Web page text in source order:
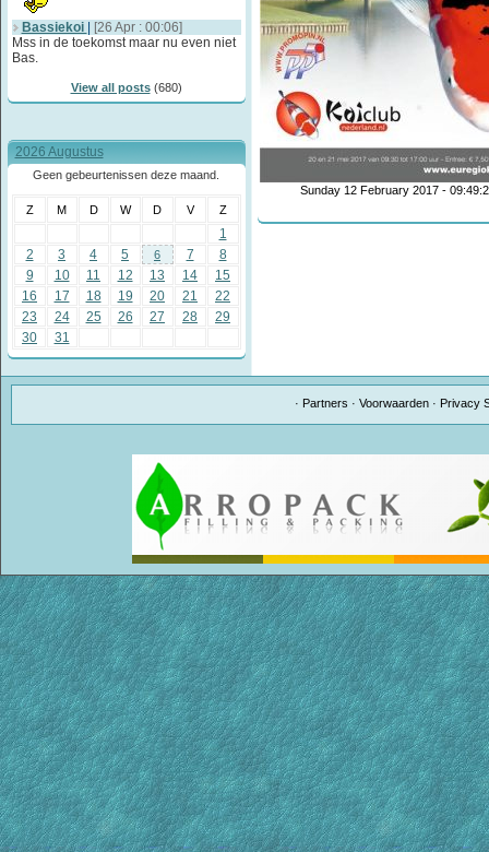
Bassiekoi
[26 Apr : 00:06]
Mss in de toekomst maar nu even niet
Bas.
View all posts(680)
2026 Augustus
Geen gebeurtenissen deze maand.
Z M D W D V Z
1
2
3 4 5 6 7
8
9
10 11 12 13 14
15
16
17 18 19 20 21
22
23
24 25 26 27 28
29
30
31
Sunday 12 February 2017 -
· Partners ·Voorwaarden · Privacy